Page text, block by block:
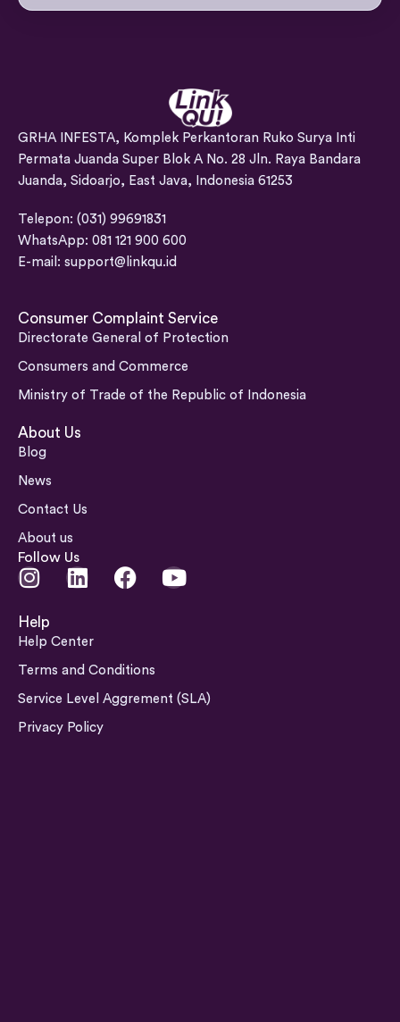
GRHA INFESTA, Komplek Perkantoran Ruko Surya Inti
Permata Juanda Super Blok A No. 28 Jln. Raya Bandara
Juanda, Sidoarjo, East Java, Indonesia 61253
Telepon: (031) 99691831
WhatsApp: 081 121 900 600
E-mail: support@linkqu.id
Consumer Complaint Service
Directorate General of Protection
Consumers and Commerce
Ministry of Trade of the Republic of Indonesia
About Us
Blog
News
Contact Us
About us
Follow Us
I
s
t
a
r
a
L
k
e
i
n
F
b
o
Y
b
e
Help
Help Center
Terms and Conditions
Service Level Aggrement (SLA)
Privacy Policy